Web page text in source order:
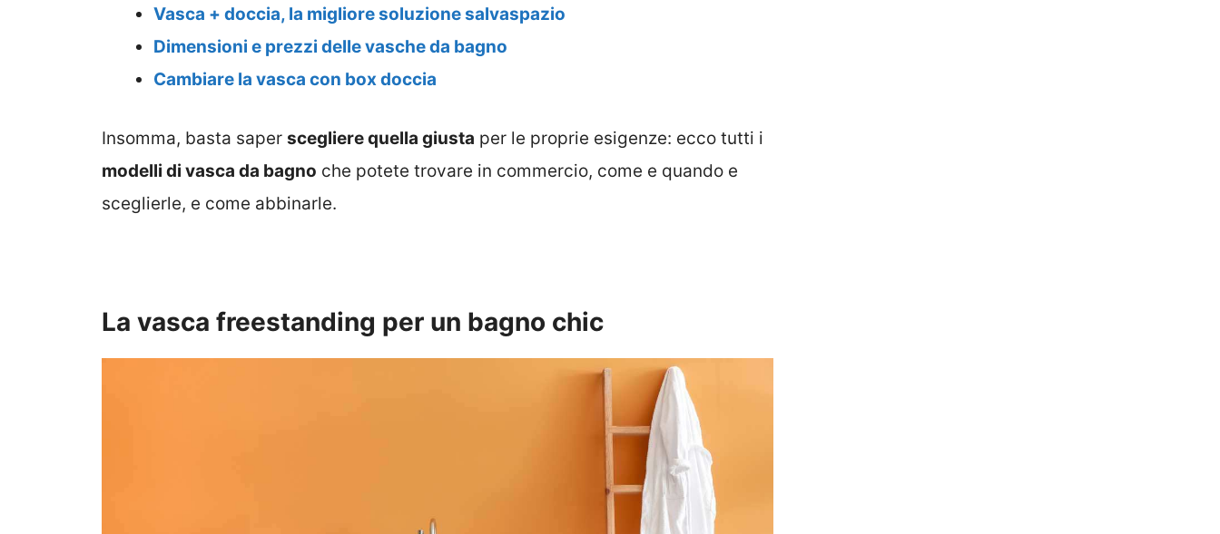
Vasca + doccia, la migliore soluzione salvaspazio
Dimensioni e prezzi delle vasche da bagno
Cambiare la vasca con box doccia
Insomma, basta saper scegliere quella giusta per le proprie esigenze: ecco tutti i
modelli di vasca da bagno che potete trovare in commercio, come e quando e
sceglierle, e come abbinarle.
La vasca freestanding per un bagno chic